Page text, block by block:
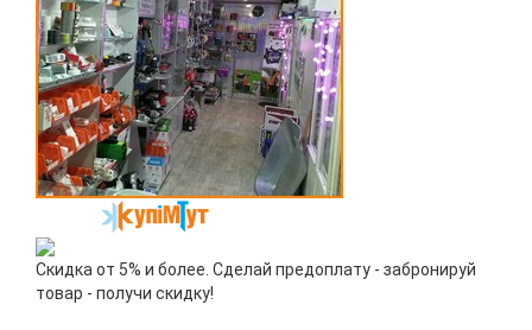
Скидка от 5% и более. Сделай предоплату - забронируй
товар - получи скидку!